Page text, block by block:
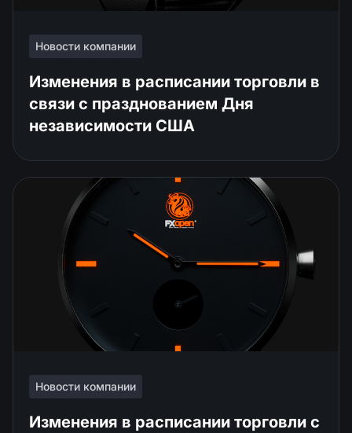
Новости компании
Изменения в расписании торговли в
связи с празднованием Дня
независимости США
Новости компании
Изменения в расписании торговли c